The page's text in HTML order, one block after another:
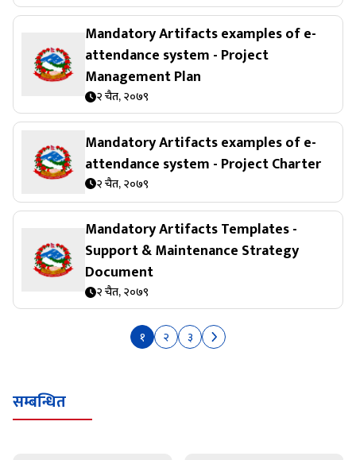
Mandatory Artifacts examples of e-
attendance system - Project
Management Plan
२ चैत, २०७९
Mandatory Artifacts examples of e-
attendance system - Project Charter
२ चैत, २०७९
Mandatory Artifacts Templates -
Support & Maintenance Strategy
Document
२ चैत, २०७९
१ २ ३
सम्बन्धित